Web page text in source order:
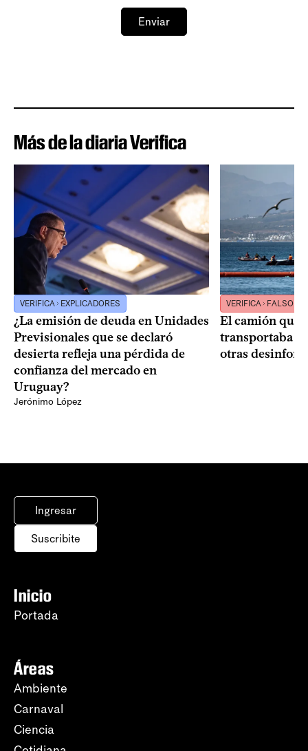
Enviar
Más de la diaria Verifica
VERIFICA EXPLICADORES
¿La emisión de deuda en Unidades
Previsionales que se declaró
desierta refleja una pérdida de
confianza del mercado en
Uruguay?
Jerónimo López
VERIFICA FALSO
El camión que
transportaba
otras
Ingresar
Suscribite
Inicio
Portada
Áreas
Ambiente
Carnaval
Ciencia